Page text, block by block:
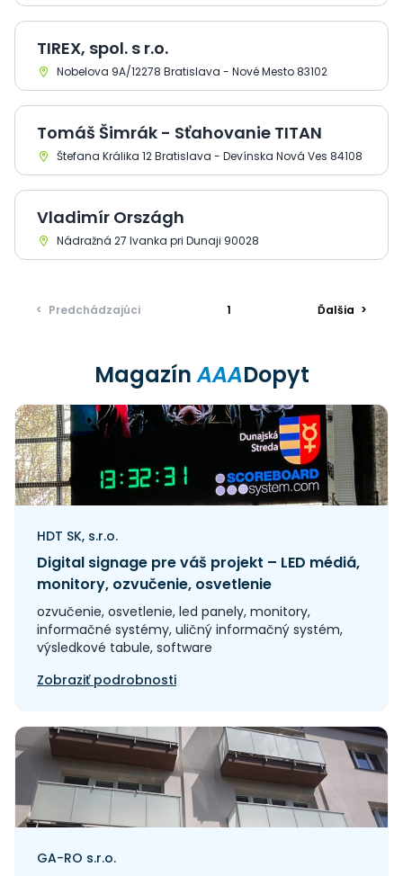
TIREX, spol. s r.o.
Nobelova 9A/12278 Bratislava - Nové Mesto 83102
Tomáš Šimrák - Sťahovanie TITAN
Štefana Králika 12 Bratislava - Devínska Nová Ves 84108
Vladimír Országh
Nádražná 27 Ivanka pri Dunaji 90028
< Predchádzajúci 1 Ďalšia >
MagazínAAADopyt
HDT SK, s.r.o.
Digital signage pre váš projekt – LED médiá,
monitory, ozvučenie, osvetlenie
ozvučenie, osvetlenie, led panely, monitory,
informačné systémy, uličný informačný systém,
výsledkové tabule, software
Zobraziť podrobnosti
GA-RO s.r.o.